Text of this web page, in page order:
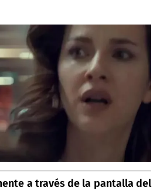
a través de la pantalla del